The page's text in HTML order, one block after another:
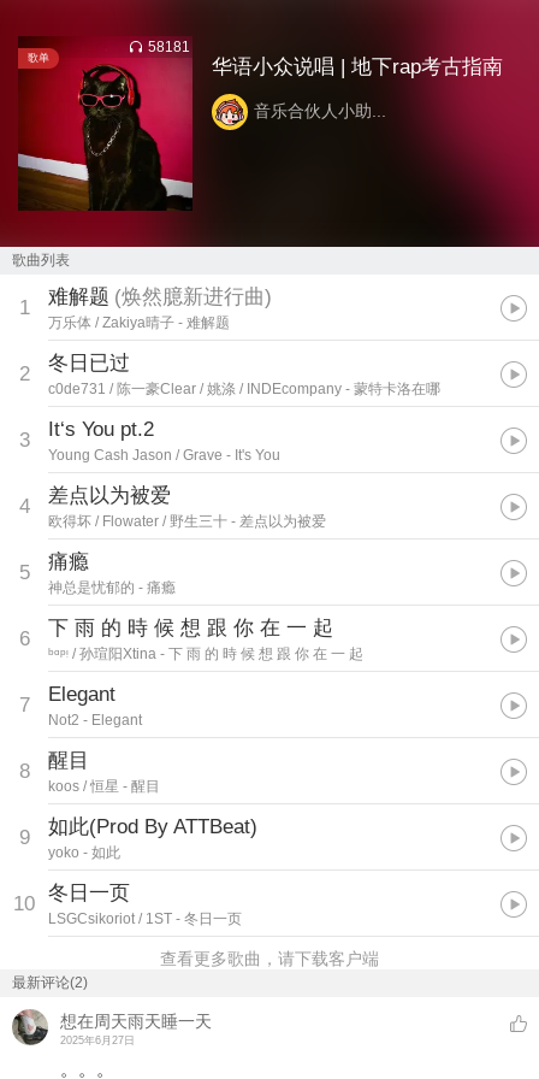
歌单
58181
华语小众说唱 | 地下rap考古指南
音乐合伙人小助...
歌曲列表
1 难解题 (焕然臆新进行曲)
万乐体 / Zakiya晴子 - 难解题
2 冬日已过
c0de731 / 陈一豪Clear / 姚涤 / INDEcompany - 蒙特卡洛在哪
3 It‘s You pt.2
Young Cash Jason / Grave - It's You
4 差点以为被爱
欧得坏 / Flowater / 野生三十 - 差点以为被爱
5 痛瘾
神总是忧郁的 - 痛瘾
6 下 雨 的 時 候 想 跟 你 在 一 起
ᵇᵅᵖᵎ / 孙瑄阳Xtina - 下 雨 的 時 候 想 跟 你 在 一 起
7 Elegant
Not2 - Elegant
8 醒目
koos / 恒星 - 醒目
9 如此(Prod By ATTBeat)
yoko - 如此
10 冬日一页
LSGCsikoriot / 1ST - 冬日一页
查看更多歌曲，请下载客户端
最新评论(2)
想在周天雨天睡一天
2025年6月27日
。。。